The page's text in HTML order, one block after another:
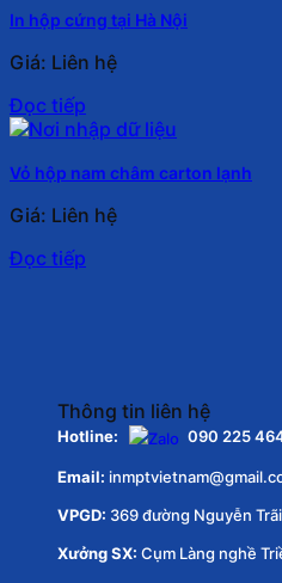
In hộp cứng tại Hà Nội
Giá: Liên hệ
Đọc tiếp
Vỏ hộp nam châm carton lạnh
Giá: Liên hệ
Đọc tiếp
Thông tin liên hệ
Hotline: 090 225
Email:
VPGD: 369 đường Nguyễn
Xưởng SX: Cụm Làng nghề